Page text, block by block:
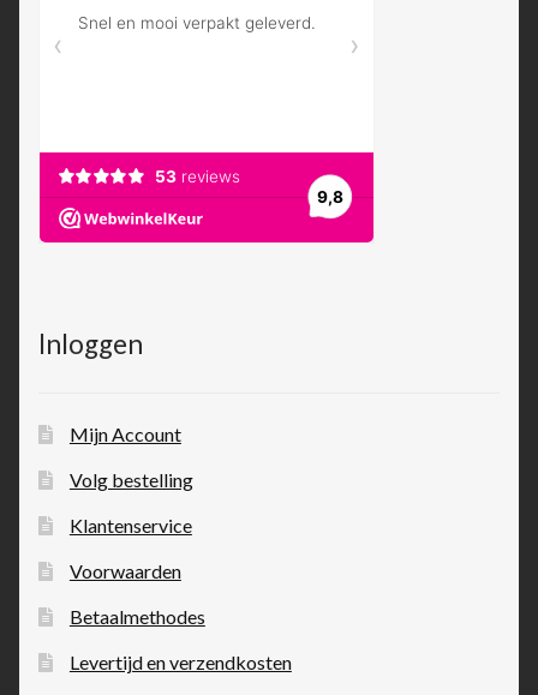
Inloggen
Mijn Account
Volg bestelling
Klantenservice
Voorwaarden
Betaalmethodes
Levertijd en verzendkosten